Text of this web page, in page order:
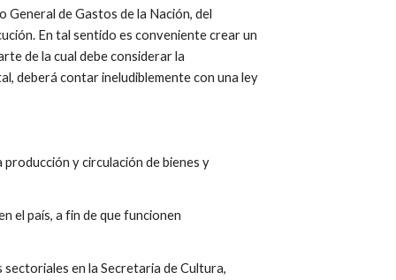
de Gastos de la Nación, del
En tal sentido es conveniente crear un
de la cual debe considerar la
deberá contar ineludiblemente con una ley
y circulación de bienes y
el país, a fin de que funcionen
en la Secretaria de Cultura,